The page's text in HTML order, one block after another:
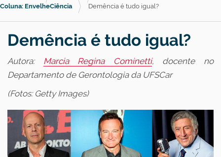
g
a
Coluna: EnvelheCiência
Demência é tudo igual?
Demência é tudo igual?
Autora: Marcia Regina Cominetti, docente no
Departamento de Gerontologia da UFSCar
(Fotos: Getty Images)